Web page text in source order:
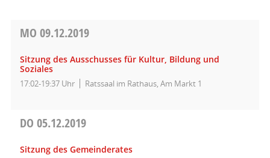
MO 09.12.2019
Sitzung des Ausschusses für Kultur, Bildung und
Soziales
17:02-19:37 Uhr Ratssaal im Rathaus, Am Markt 1
DO 05.12.2019
Sitzung des Gemeinderates